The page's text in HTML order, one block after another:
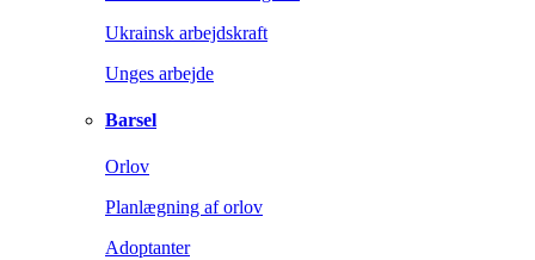
Ukrainsk arbejdskraft
Unges arbejde
Barsel
Orlov
Planlægning af orlov
Adoptanter